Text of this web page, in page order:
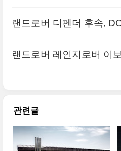
랜드로버 디펜더 후속,
랜드로버 레인지로버 이
관련글